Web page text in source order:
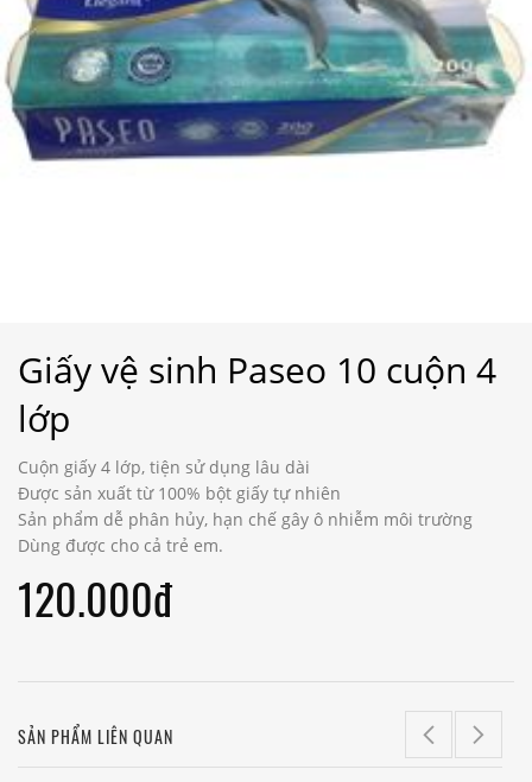
Giấy vệ sinh Paseo 10 cuộn 4
lớp
Cuộn giấy 4 lớp, tiện sử dụng lâu dài
Được sản xuất từ 100% bột giấy tự nhiên
Sản phẩm dễ phân hủy, hạn chế gây ô nhiễm môi trường
Dùng được cho cả trẻ em.
120.000đ
SẢN PHẨM LIÊN QUAN